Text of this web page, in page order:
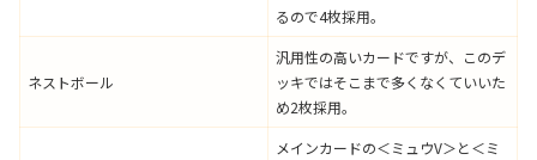
るので4枚採用。
ネストボール
汎用性の高いカードですが、このデ
ッキではそこまで多くなくていいた
め2枚採用。
メインカードの＜ミュウV＞と＜ミ